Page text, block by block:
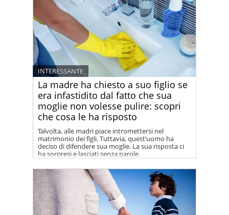
La madre ha chiesto a suo figlio se
era infastidito dal fatto che sua
moglie non volesse pulire: scopri
che cosa le ha risposto
INTERESSANTE
Talvolta, alle madri piace intromettersi nel
matrimonio dei figli. Tuttavia, quest’uomo ha
deciso di difendere sua moglie. La sua risposta ci
ha sorpresi e lasciati senza parole.